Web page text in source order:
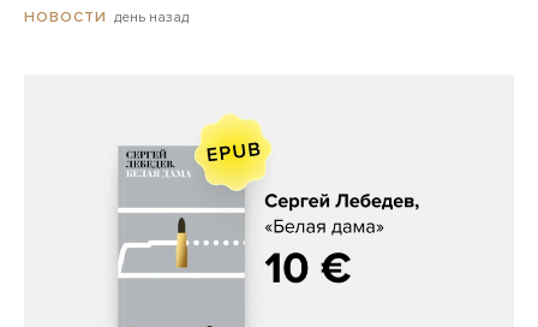
НОВОСТИ день назад